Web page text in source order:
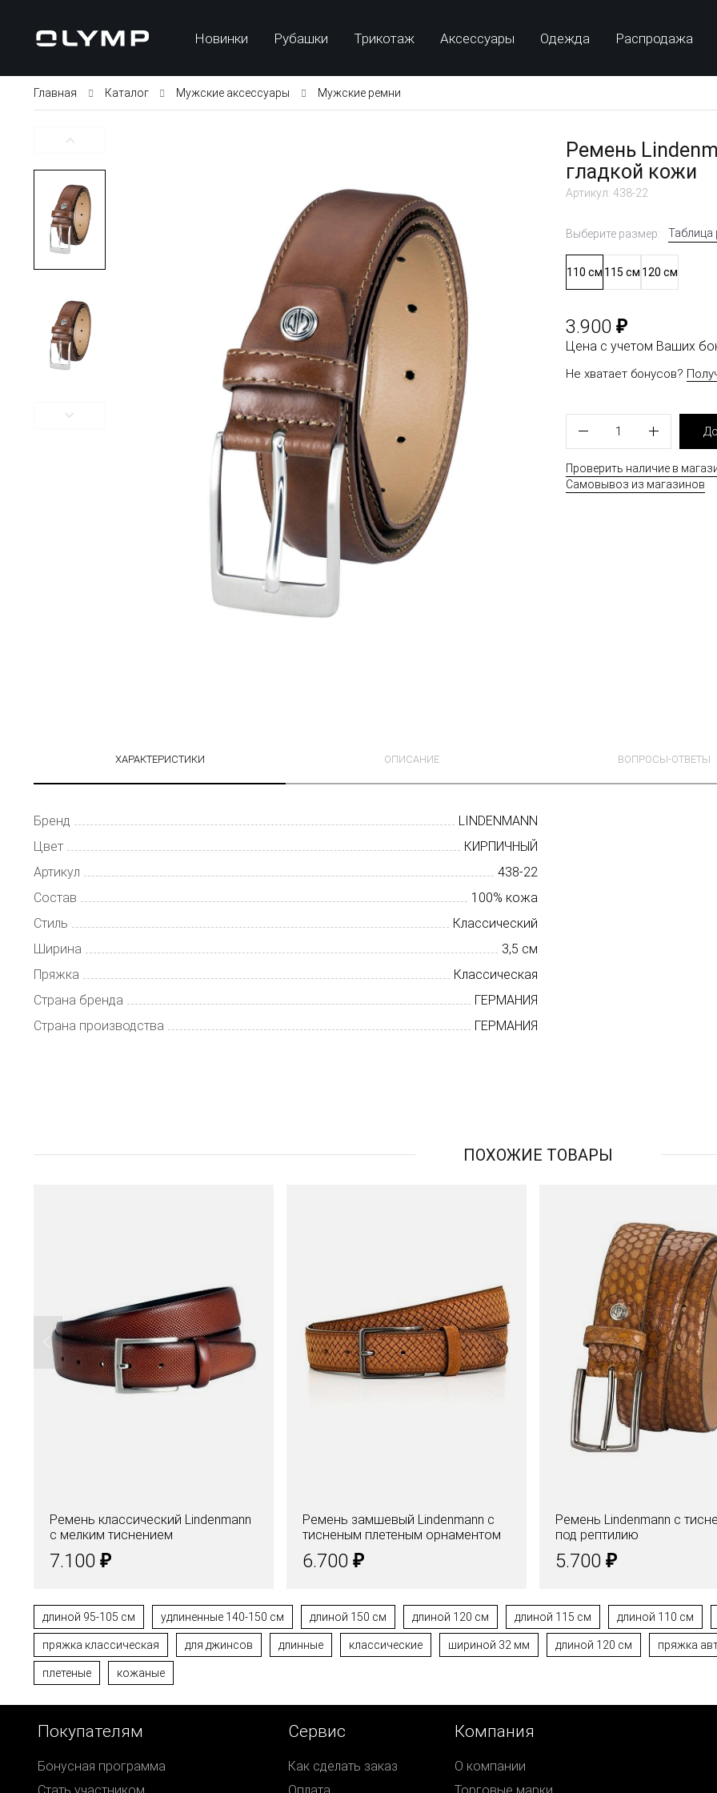
Новинки Рубашки Трикотаж Аксессуары Одежда Распродажа
Главная Каталог Мужские аксессуары Мужские ремни
Ремень
гладкой кожи
Артикул: 438-22
Выберите размер: Таблица
110 см 115 см 120 см
3.900 ₽
Цена с учетом Ваших
Не хватает бонусов?
1
Проверить наличие в
Самовывоз из магазинов
ХАРАКТЕРИСТИКИ ОПИСАНИЕ ВОПРОСЫ-ОТВЕТЫ
Бренд
LINDENMANN
Цвет
КИРПИЧНЫЙ
Артикул
438-22
Состав
100% кожа
Стиль
Классический
Ширина
3,5 см
Пряжка
Классическая
Страна бренда
ГЕРМАНИЯ
Страна производства
ГЕРМАНИЯ
ПОХОЖИЕ ТОВАРЫ
Ремень классический Lindenmann
с мелким тиснением
7.100 ₽
Ремень замшевый Lindenmann с
тисненым плетеным орнаментом
6.700 ₽
Ремень Lindenmann с
под рептилию
5.700 ₽
длиной 95-105 см удлиненные 140-150 см длиной 150 см длиной 120 см длиной 115 см длиной 110 см
пряжка классическая для джинсов длинные классические шириной 32 мм длиной 120 см пряжка
плетеные кожаные
Покупателям
Бонусная программа
Сервис
Как сделать заказ
Компания
О компании